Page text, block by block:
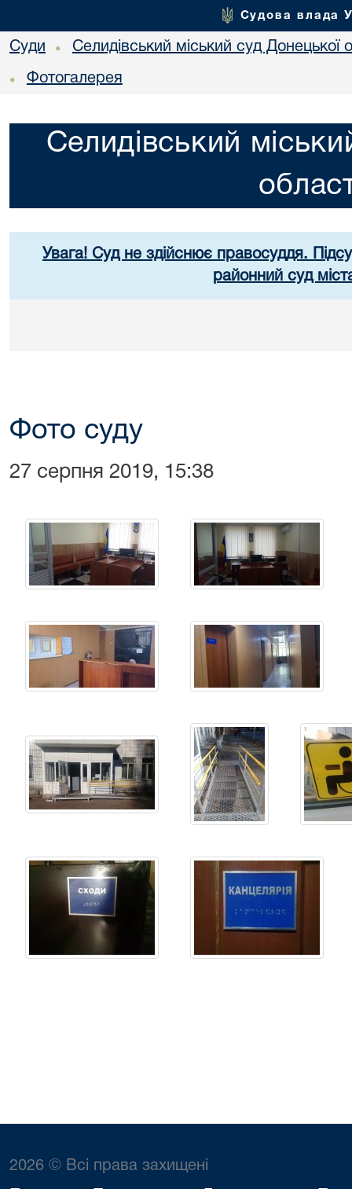
Судова влада
Суди • Селидівський міський суд Донецької
• Фотогалерея
Селидівський
Увага! Суд не здійснює правосуддя.
районний суд
Фото суду
27 серпня 2019, 15:38
2026 © Всі права захищені